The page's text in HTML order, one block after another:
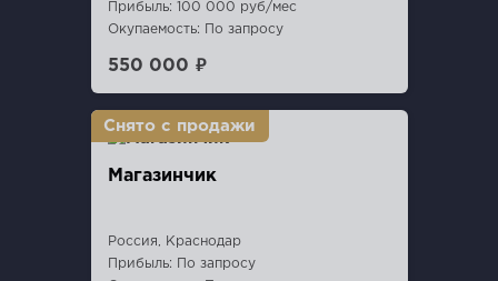
Прибыль: 100 000 руб/мес
Окупаемость: По запросу
550 000 ₽
Магазинчик
Россия, Краснодар
Прибыль: По запросу